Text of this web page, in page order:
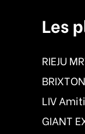
Les
RIEJU
LIV
GIANT